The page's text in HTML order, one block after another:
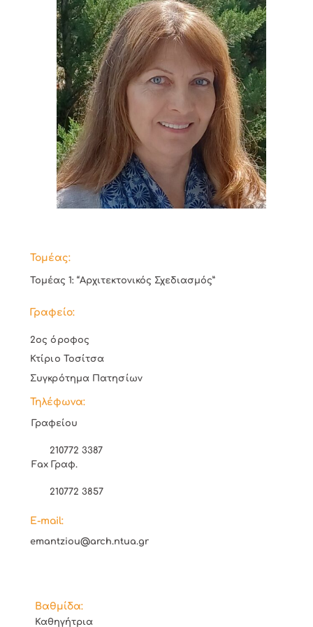
Τομέας:
Τομέας 1: “Αρχιτεκτονικός Σχεδιασμός”
Γραφείο:
2ος όροφος
Κτίριο Τοσίτσα
Συγκρότημα Πατησίων
Τηλέφωνα:
Γραφείου
210772 3387
Fax Γραφ.
210772 3857
E-mail:
emantziou@arch.ntua.gr
Βαθμίδα:
Καθηγήτρια